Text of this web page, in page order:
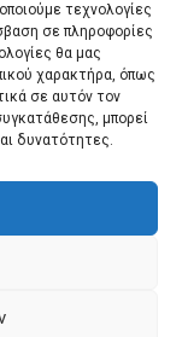
τεχνολογίες
σε πληροφορίες
θα μας
χαρακτήρα, όπως
σε αυτόν τον
μπορεί
δυνατότητες.
ΟΡΟΙ ΧΡΗΣΗΣ